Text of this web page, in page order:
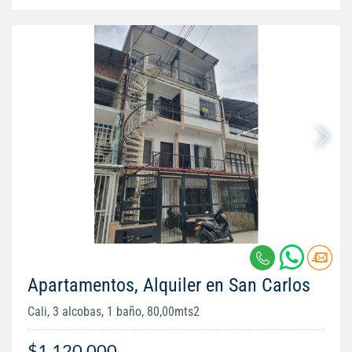
Apartamentos, Alquiler en San Carlos
Cali, 3 alcobas, 1 baño, 80,00mts2